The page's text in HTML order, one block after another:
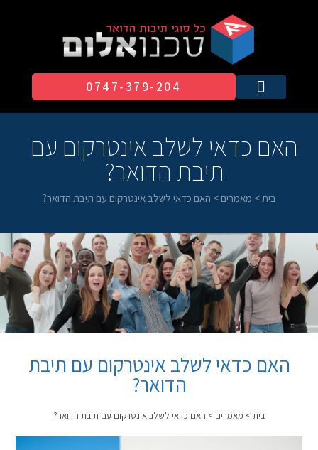
0747-379-204​
האם כדאי לשלב אינטרקום עם
תיבת הדואר?
בית> מאמרים > האם כדאי לשלב אינטרקום עם תיבת הדואר?
האם כדאי לשלב אינטרקום עם תיבת
הדואר?
בית> מאמרים > האם כדאי לשלב אינטרקום עם תיבת הדואר?